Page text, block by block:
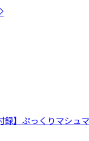
録】ぷっくりマシュマ